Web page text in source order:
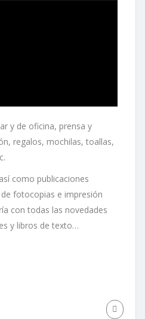
y de oficina, prensa y
regalos, mochilas, toallas,
como publicaciones
fotocopias e impresión
con todas las novedades
y libros de texto…